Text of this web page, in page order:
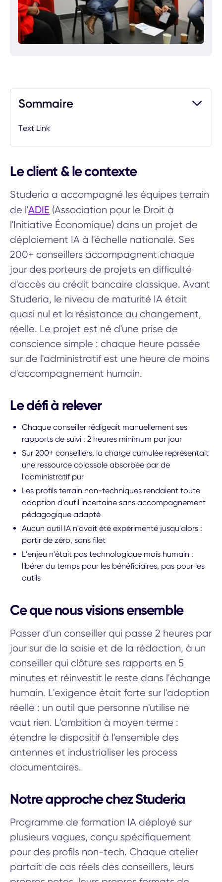
Le client & le contexte
Studeria a accompagné les équipes terrain
de l'ADIE (Association pour le Droit à
l'Initiative Économique) dans un projet de
déploiement IA à l'échelle nationale. Ses
200+ conseillers accompagnent chaque
jour des porteurs de projets en difficulté
d'accès au crédit bancaire classique. Avant
Studeria, le niveau de maturité IA était
quasi nul et la résistance au changement,
réelle. Le projet est né d'une prise de
conscience simple : chaque heure passée
sur de l'administratif est une heure de moins
d'accompagnement humain.
Le défi à relever
Chaque conseiller rédigeait manuellement ses
rapports de suivi : 2 heures minimum par jour
Sur 200+ conseillers, la charge cumulée représentait
une ressource colossale absorbée par de
l'administratif pur
Les profils terrain non-techniques rendaient toute
adoption d'outil incertaine sans accompagnement
pédagogique adapté
Aucun outil IA n'avait été expérimenté jusqu'alors :
partir de zéro, sans filet
L'enjeu n'était pas technologique mais humain :
libérer du temps pour les bénéficiaires, pas pour les
outils
Ce que nous visions ensemble
Passer d'un conseiller qui passe 2 heures par
jour sur de la saisie et de la rédaction, à un
conseiller qui clôture ses rapports en 5
minutes et réinvestit le reste dans l'échange
humain. L'exigence était forte sur l'adoption
réelle : un outil que personne n'utilise ne
vaut rien. L'ambition à moyen terme :
étendre le dispositif à l'ensemble des
antennes et industrialiser les process
documentaires.
Notre approche chez Studeria
Programme de formation IA déployé sur
plusieurs vagues, conçu spécifiquement
pour des profils non-tech. Chaque atelier
partait de cas réels des conseillers, leurs
Sommaire
Text Link